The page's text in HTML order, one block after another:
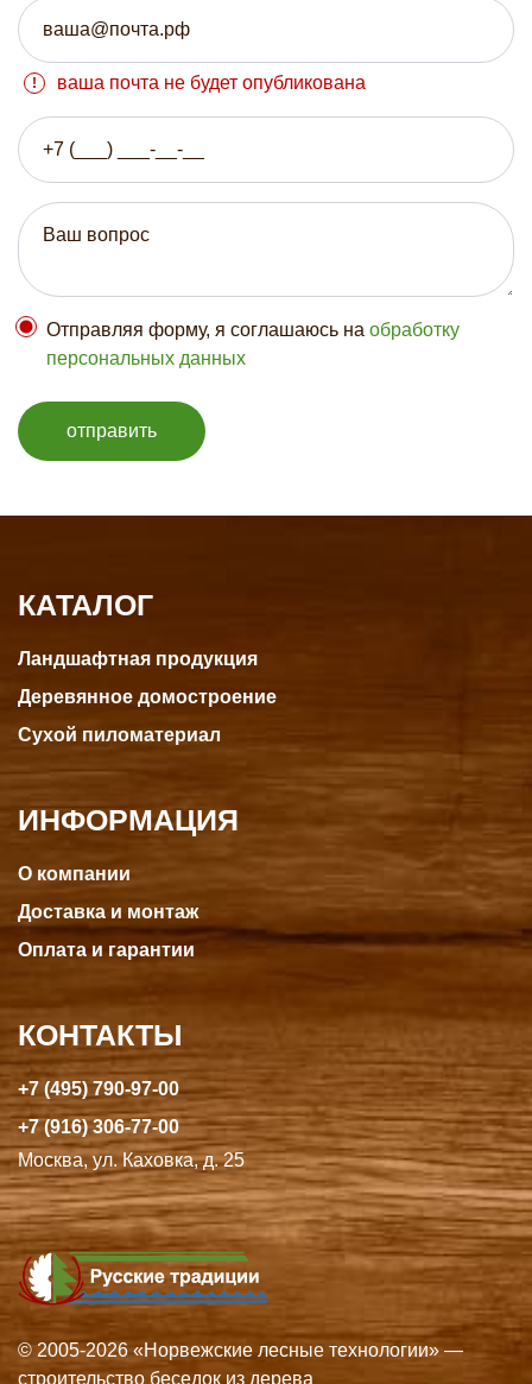
ваша почта не будет опубликована
Отправляя форму, я соглашаюсь на обработку
персональных данных
отправить
КАТАЛОГ
Ландшафтная продукция
Деревянное домостроение
Сухой пиломатериал
ИНФОРМАЦИЯ
О компании
Доставка и монтаж
Оплата и гарантии
КОНТАКТЫ
+7 (495) 790-97-00
+7 (916) 306-77-00
Москва, ул. Каховка, д. 25
© 2005-2026 «Норвежские лесные технологии» —
строительство беседок из дерева